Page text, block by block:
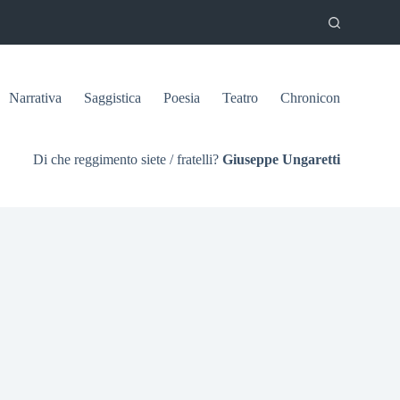
Narrativa Saggistica Poesia Teatro Chronicon
Di che reggimento siete / fratelli? Giuseppe Ungaretti